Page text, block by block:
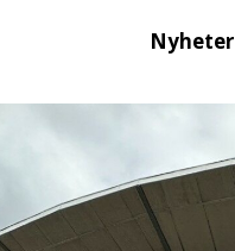
Nyheter